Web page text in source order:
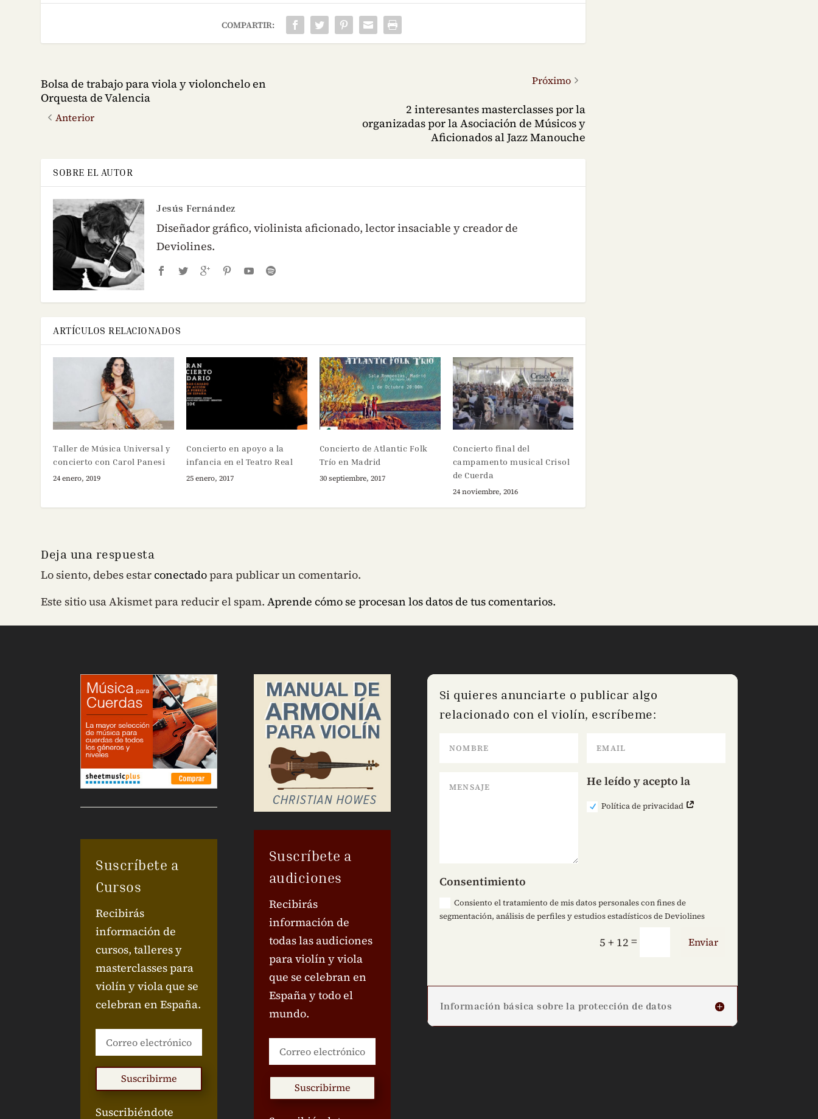
COMPARTIR:
Bolsa de trabajo para viola y violonchelo en
Orquesta de Valencia
Anterior
Próximo
2 interesantes masterclasses por la
organizadas por la Asociación de Músicos y
Aficionados al Jazz Manouche
SOBRE EL AUTOR
Jesús Fernández
Diseñador gráfico, violinista aficionado, lector insaciable y creador de
Deviolines.
ARTÍCULOS RELACIONADOS
Taller de Música Universal y
concierto con Carol Panesi
24 enero, 2019
Concierto en apoyo a la
infancia en el Teatro Real
25 enero, 2017
Concierto de Atlantic Folk
Trío en Madrid
30 septiembre, 2017
Concierto final del
campamento musical Crisol
de Cuerda
24 noviembre, 2016
Deja una respuesta
Lo siento, debes estarconectadopara publicar un comentario.
Este sitio usa Akismet para reducir el spam.Aprende cómo se procesan los datos de tus comentarios.
Suscríbete a
Cursos
Recibirás
información de
cursos, talleres y
masterclasses para
violín y viola que se
celebran en España.
Suscribirme
Suscribiéndote
Suscríbete a
audiciones
Recibirás
información de
todas las audiciones
para violín y viola
que se celebran en
España y todo el
mundo.
Suscribirme
Si quieres anunciarte o publicar algo
relacionado con el violín, escríbeme:
He leído y acepto la
Política de privacidad
Consentimiento
Consiento el tratamiento de mis datos personales con fines de
segmentación, análisis de perfiles y estudios estadísticos de Deviolines
5 + 12 = Enviar
Información básica sobre la protección de datos